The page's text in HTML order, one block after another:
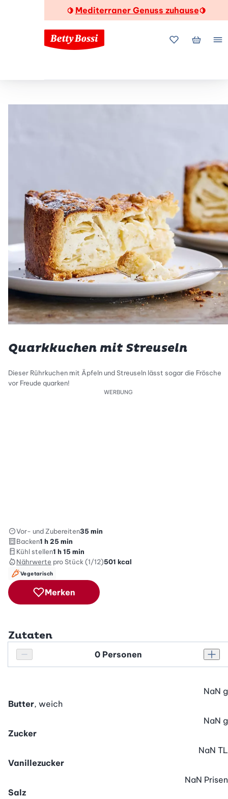
🍋 Mediterraner Genuss zuhause🍋
MeineMein
Quarkkuchen mit Streuseln
Dieser Rührkuchen mit Äpfeln und Streuseln lässt sogar die Frösche
vor Freude quarken!
WERBUNG
Vor- und Zubereiten35 min
Backen1 h 25 min
Kühl stellen1 h 15 min
Nährwerte pro Stück (1/12)501 kcal
Vegetarisch
Merken
Zutaten
Personenanzahl verringern
Personenanzahl
Butter, weich
NaN g
Zucker
NaN g
Vanillezucker
NaN TL
Salz
NaN Prisen